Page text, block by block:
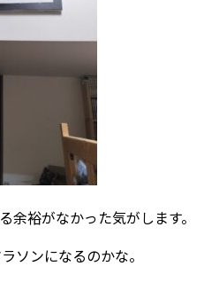
余裕がなかった気がします。
ソンになるのかな。